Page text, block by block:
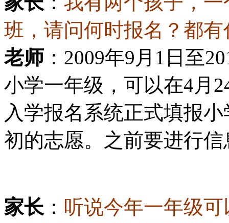
班，请问何时报名？都
老师 ：2009年9月1日至
小学一年级，可以在4月
入学报名系统正式填报
初的志愿。之前要进行
家长 ： 听说今年一年级